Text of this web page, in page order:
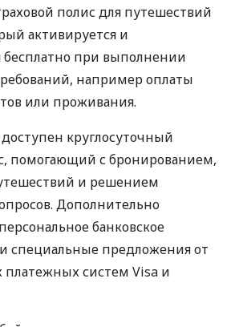
полис для путешествий
активируется и
бесплатно при выполнении
например оплаты
или проживания.
круглосуточный
помогающий с бронированием,
и решением
Дополнительно
банковское
специальные предложения от
систем Visa и